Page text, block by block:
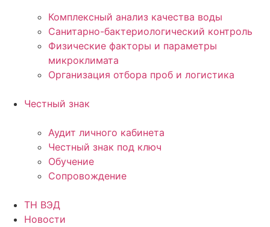
Комплексный анализ качества воды
Санитарно-бактериологический контроль
Физические факторы и параметры
микроклимата
Организация отбора проб и логистика
Честный знак
Аудит личного кабинета
Честный знак под ключ
Обучение
Сопровождение
ТН ВЭД
Новости